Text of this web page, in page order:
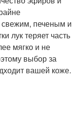
печеным и
лук теряет часть
мягко и не
выбор за
вашей коже.